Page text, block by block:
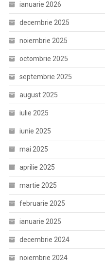
ianuarie 2026
decembrie 2025
noiembrie 2025
octombrie 2025
septembrie 2025
august 2025
iulie 2025
iunie 2025
mai 2025
aprilie 2025
martie 2025
februarie 2025
ianuarie 2025
decembrie 2024
noiembrie 2024